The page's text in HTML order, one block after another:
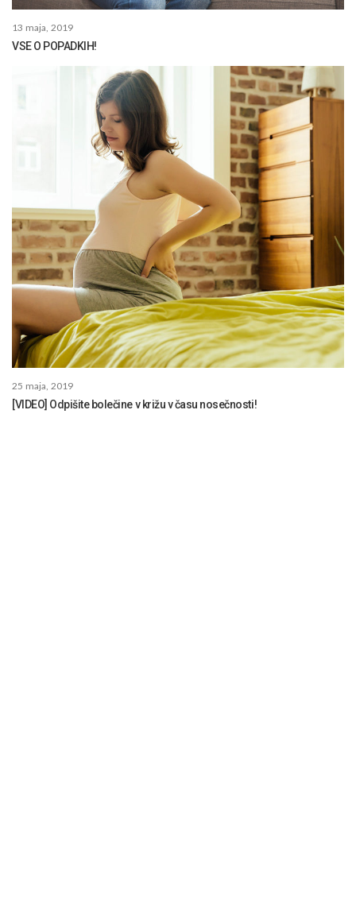
13 maja, 2019
VSE O POPADKIH!
25 maja, 2019
[VIDEO] Odpišite bolečine v križu v času nosečnosti!